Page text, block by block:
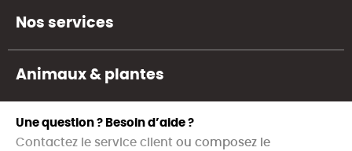
Nos services
Animaux & plantes
Une question ? Besoin d’aide ?
Contactez le service client ou composez le